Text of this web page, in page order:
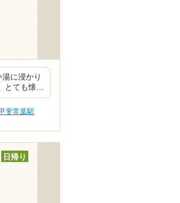
に浸かり
とても懐…
斐常葉駅
日帰り